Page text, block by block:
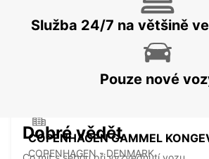
KODAN MEZINÁRODNÍ LETIŠTE
COPENHAGEN - DENMARK
COPENHAGEN GAMMEL
COPENHAGEN - DENMARK
Služba 24/7 na většině
Pouze nové
Dobré vědět